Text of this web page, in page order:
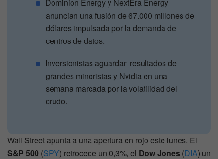
Dominion Energy y NextEra Energy
anuncian una fusión de 67.000 millones de
dólares impulsada por la demanda de
centros de datos.
Inversionistas aguardan resultados de
grandes minoristas y Nvidia en una
semana marcada por la volatilidad del
crudo.
Wall Street apunta a una apertura en rojo este lunes. El
S&P 500 (SPY) retrocede un 0,3%, el Dow Jones (DIA) un